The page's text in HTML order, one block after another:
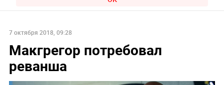
7 октября 2018, 09:28
Макгрегор потребовал
реванша